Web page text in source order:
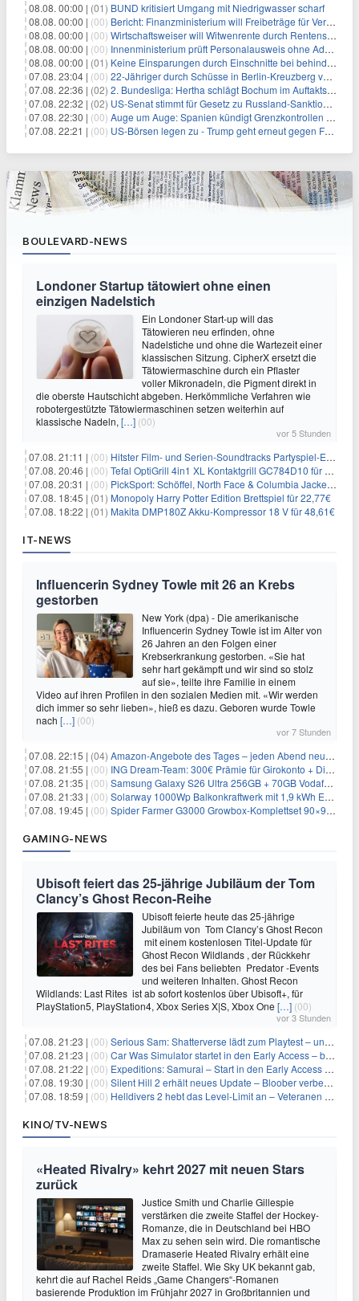
08.08. 00:00 | (01) BUND kritisiert Umgang mit Niedrigwasser scharf
08.08. 00:00 | (00) Bericht: Finanzministerium will Freibeträge für Vereine senken
08.08. 00:00 | (00) Wirtschaftsweiser will Witwenrente durch Rentensplitting ersetzen
08.08. 00:00 | (00) Innenministerium prüft Personalausweis ohne Adresse
08.08. 00:00 | (01) Keine Einsparungen durch Einschnitte bei behinderten Kindern
07.08. 23:04 | (00) 22-Jähriger durch Schüsse in Berlin-Kreuzberg verletzt
07.08. 22:36 | (02) 2. Bundesliga: Hertha schlägt Bochum im Auftaktspiel
07.08. 22:32 | (02) US-Senat stimmt für Gesetz zu Russland-Sanktionen
07.08. 22:30 | (00) Auge um Auge: Spanien kündigt Grenzkontrollen zu Italien an
07.08. 22:21 | (00) US-Börsen legen zu - Trump geht erneut gegen Fed-Gouverneurin vor
BOULEVARD-NEWS
Londoner Startup tätowiert ohne einen
einzigen Nadelstich
Ein Londoner Start-up will das
Tätowieren neu erfinden, ohne
Nadelstiche und ohne die Wartezeit einer
klassischen Sitzung. CipherX ersetzt die
Tätowiermaschine durch ein Pflaster
voller Mikronadeln, die Pigment direkt in
die oberste Hautschicht abgeben. Herkömmliche Verfahren wie
robotergestützte Tätowiermaschinen setzen weiterhin auf
klassische Nadeln, […] (00)
vor 5 Stunden
07.08. 21:11 | (00) Hitster Film- und Serien-Soundtracks Partyspiel-Erweiterung für 6,99€
07.08. 20:46 | (00) Tefal OptiGrill 4in1 XL Kontaktgrill GC784D10 für 239,99€
07.08. 20:31 | (00) PickSport: Schöffel, North Face & Columbia Jacken ab 39,60€
07.08. 18:45 | (01) Monopoly Harry Potter Edition Brettspiel für 22,77€
07.08. 18:22 | (01) Makita DMP180Z Akku-Kompressor 18 V für 48,61€
IT-NEWS
Influencerin Sydney Towle mit 26 an Krebs
gestorben
New York (dpa) - Die amerikanische
Influencerin Sydney Towle ist im Alter von
26 Jahren an den Folgen einer
Krebserkrankung gestorben. «Sie hat
sehr hart gekämpft und wir sind so stolz
auf sie», teilte ihre Familie in einem
Video auf ihren Profilen in den sozialen Medien mit. «Wir werden
dich immer so sehr lieben», hieß es dazu. Geboren wurde Towle
nach […] (00)
vor 7 Stunden
07.08. 22:15 | (04) Amazon-Angebote des Tages – jeden Abend neue Deals zum Stöbern
07.08. 21:55 | (00) ING Dream-Team: 300€ Prämie für Girokonto + Direkt-Depot
07.08. 21:35 | (00) Samsung Galaxy S26 Ultra 256GB + 70GB Vodafone-Netz für 34,99€/Monat (effektiv 4,74€/Monat)
07.08. 21:33 | (00) Solarway 1000Wp Balkonkraftwerk mit 1,9 kWh EcoFlow-Speicher für 719€ + 30€ Filial-Gutschein
07.08. 19:45 | (00) Spider Farmer G3000 Growbox-Komplettset 90×90×180 cm für 379,99€
GAMING-NEWS
Ubisoft feiert das 25-jährige Jubiläum der Tom
Clancy’s Ghost Recon-Reihe
Ubisoft feierte heute das 25-jährige
Jubiläum von Tom Clancy’s Ghost Recon
mit einem kostenlosen Titel-Update für
Ghost Recon Wildlands , der Rückkehr
des bei Fans beliebten Predator -Events
und weiteren Inhalten. Ghost Recon
Wildlands: Last Rites ist ab sofort kostenlos über Ubisoft+, für
PlayStation5, PlayStation4, Xbox Series X|S, Xbox One […] (00)
vor 3 Stunden
07.08. 21:23 | (00) Serious Sam: Shatterverse lädt zum Playtest – und erscheint schon bald!
07.08. 21:23 | (00) Car Was Simulator startet in den Early Access – bald gehts los!
07.08. 21:22 | (00) Expeditions: Samurai – Start in den Early Access ab heute im feudalen Japan
07.08. 19:30 | (00) Silent Hill 2 erhält neues Update – Bloober verbessert Grafik und Performance
07.08. 18:59 | (00) Helldivers 2 hebt das Level-Limit an – Veteranen können endlich weiter aufsteigen
KINO/TV-NEWS
«Heated Rivalry» kehrt 2027 mit neuen Stars
zurück
Justice Smith und Charlie Gillespie
verstärken die zweite Staffel der Hockey-
Romanze, die in Deutschland bei HBO
Max zu sehen sein wird. Die romantische
Dramaserie Heated Rivalry erhält eine
zweite Staffel. Wie Sky UK bekannt gab,
kehrt die auf Rachel Reids „Game Changers“-Romanen
basierende Produktion im Frühjahr 2027 in Großbritannien und